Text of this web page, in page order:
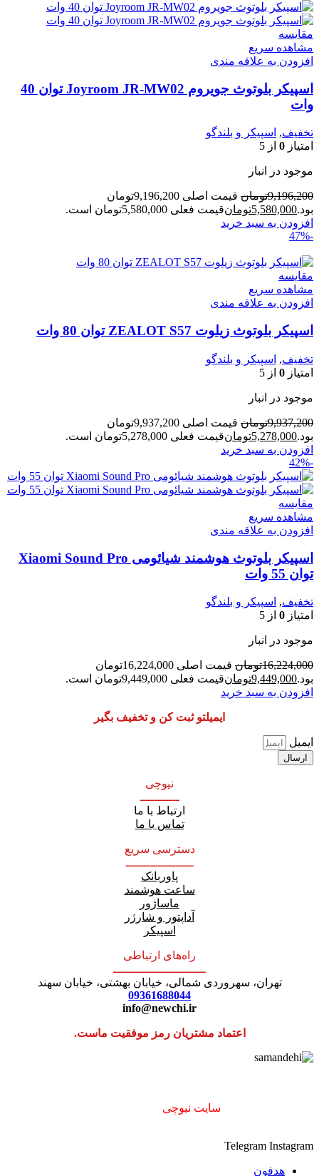
مقایسه
مشاهده سریع
افزودن به علاقه مندی
اسپیکر بلوتوث جویروم Joyroom JR-MW02 توان 40
وات
تخفیف, اسپیکر و بلندگو
امتیاز 0 از 5
موجود در انبار
9,196,200تومان
قیمت اصلی 9,196,200تومان
بود.5,580,000تومانقیمت فعلی 5,580,000تومان است.
افزودن به سبد خرید
-47%
مقایسه
مشاهده سریع
افزودن به علاقه مندی
اسپیکر بلوتوث زیلوت ZEALOT S57 توان 80 وات
تخفیف, اسپیکر و بلندگو
امتیاز 0 از 5
موجود در انبار
9,937,200تومان
قیمت اصلی 9,937,200تومان
بود.5,278,000تومانقیمت فعلی 5,278,000تومان است.
افزودن به سبد خرید
-42%
مقایسه
مشاهده سریع
افزودن به علاقه مندی
اسپیکر بلوتوث هوشمند شیائومی Xiaomi Sound Pro
توان 55 وات
تخفیف, اسپیکر و بلندگو
امتیاز 0 از 5
موجود در انبار
16,224,000تومان
قیمت اصلی 16,224,000تومان
بود.9,449,000تومانقیمت فعلی 9,449,000تومان است.
افزودن به سبد خرید
ایمیلتو ثبت کن و تخفیف بگیر
ایمیل
ارسال
نیوچی
ـــــــــــ
ارتباط با ما
تماس با ما
دسترسی سریع
ـــــــــــــــــــ
پاوربانک
ساعت هوشمند
ماساژور
آداپتور و شارژر
اسپیکر
راه‌های ارتباطی
ــــــــــــــــــــــــــ
تهران، سهروردی شمالی، خیابان بهشتی، خیابان سهند
09361688044
info@newchi.ir
اعتماد مشتریان رمز موفقیت ماست.
سایت نیوچی
Telegram Instagram
هدفون